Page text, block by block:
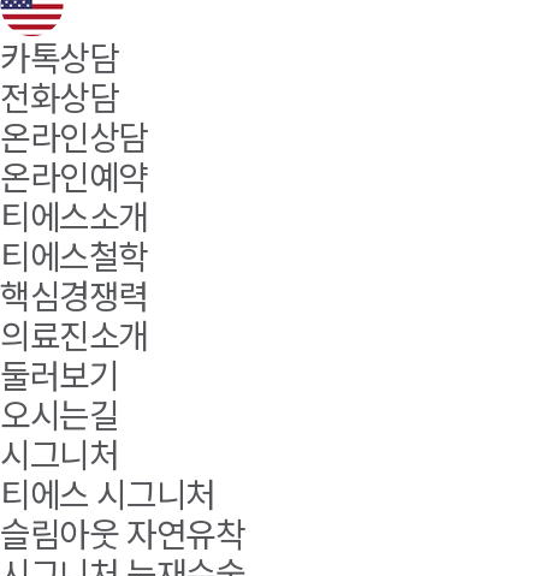
카톡상담
전화상담
온라인상담
온라인예약
티에스소개
티에스철학
핵심경쟁력
의료진소개
둘러보기
오시는길
시그니처
티에스 시그니처
슬림아웃 자연유착